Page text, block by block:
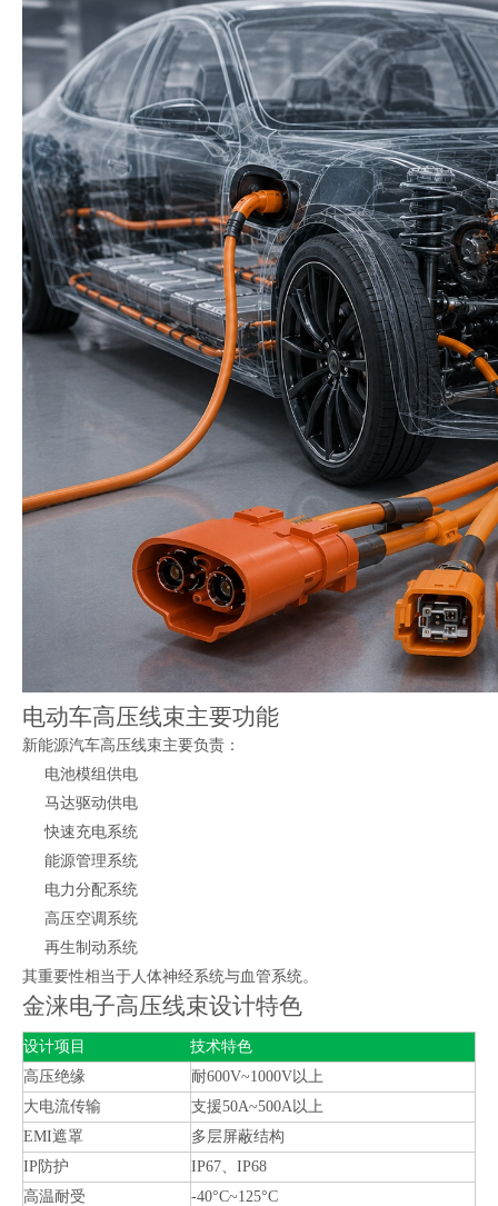
电动车高压线束主要功能
新能源汽车高压线束主要负责：
电池模组供电
马达驱动供电
快速充电系统
能源管理系统
电力分配系统
高压空调系统
再生制动系统
其重要性相当于人体神经系统与血管系统。
金涞电子高压线束设计特色
设计项目
技术特色
高压绝缘
耐600V~1000V以上
大电流传输
支援50A~500A以上
EMI遮罩
多层屏蔽结构
IP防护
IP67、IP68
高温耐受
-40°C~125°C